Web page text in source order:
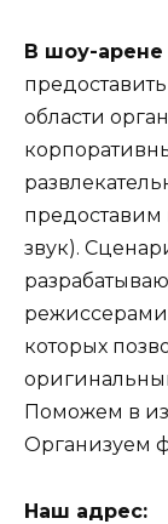
В шоу-
области
предоставим
звук).
которых
Поможем в
Организуем
Наш адрес: